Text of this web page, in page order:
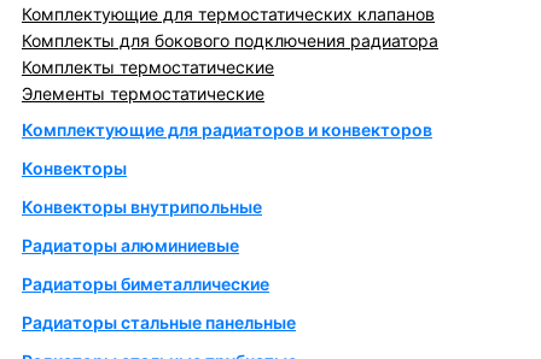
Комплектующие для термостатических клапанов
Комплекты для бокового подключения радиатора
Комплекты термостатические
Элементы термостатические
Комплектующие для радиаторов и конвекторов
Конвекторы
Конвекторы внутрипольные
Радиаторы алюминиевые
Радиаторы биметаллические
Радиаторы стальные панельные